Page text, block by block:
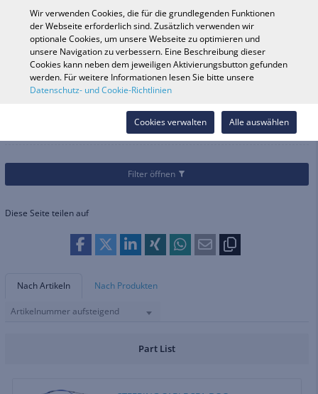
Fahrzeugsuche
Shop durchsuchen
Kategorien Teile & Zubehör
Teile & Zubehör
Filter öffnen
Diese Seite teilen auf
Nach Artikeln Nach Produkten
Artikelnummer aufsteigend
Part List
Wir verwenden Cookies, die für die grundlegenden Funktionen
der Webseite erforderlich sind. Zusätzlich verwenden wir
optionale Cookies, um unsere Webseite zu optimieren und
unsere Navigation zu verbessern. Eine Beschreibung dieser
Cookies kann neben dem jeweiligen Aktivierungsbutton gefunden
werden. Für weitere Informationen lesen Sie bitte unsere
Datenschutz- und Cookie-Richtlinien
Alle auswählen
Cookies verwalten